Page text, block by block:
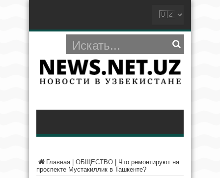
Главная ОБЩЕСТВО
Что ремонтируют на
проспекте Мустакиллик в Ташкенте?